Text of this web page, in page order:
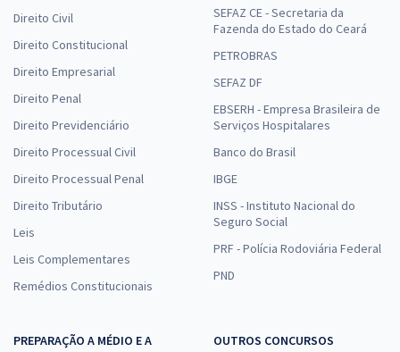
Direito Civil
Direito Constitucional
Direito Empresarial
Direito Penal
Direito Previdenciário
Direito Processual Civil
Direito Processual Penal
Direito Tributário
Leis
Leis Complementares
Remédios Constitucionais
SEFAZ CE - Secretaria da
Fazenda do Estado do Ceará
PETROBRAS
SEFAZ DF
EBSERH - Empresa Brasileira de
Serviços Hospitalares
Banco do Brasil
IBGE
INSS - Instituto Nacional do
Seguro Social
PRF - Polícia Rodoviária Federal
PND
PREPARAÇÃO A MÉDIO E A
OUTROS CONCURSOS